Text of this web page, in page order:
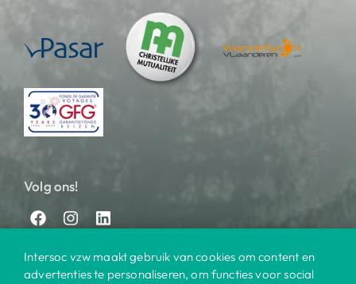
Volg ons!
Intersoc vzw maakt gebruik van cookies om content en
advertenties te personaliseren, om functies voor social